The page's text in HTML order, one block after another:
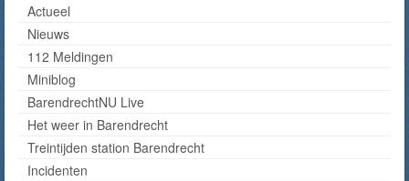
Actueel
Nieuws
112 Meldingen
Miniblog
BarendrechtNU Live
Het weer in Barendrecht
Treintijden station Barendrecht
Incidenten